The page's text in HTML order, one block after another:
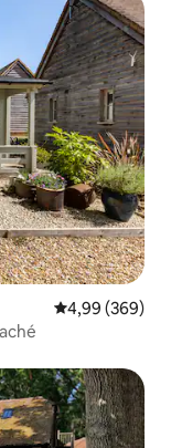
Évaluation
4,99 (369)